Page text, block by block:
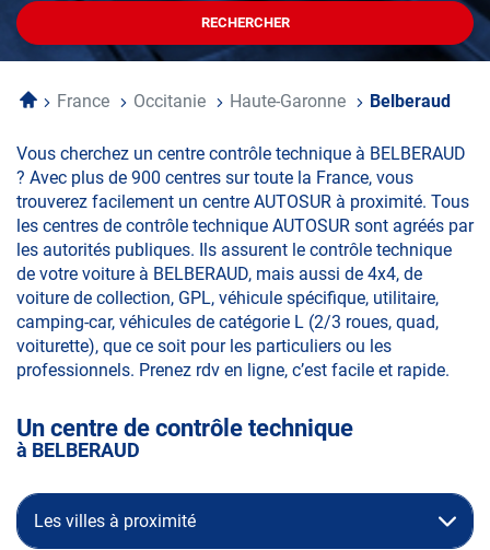
recherche
VOTRE
RECHERCHE
RECHERCHER
UN
CENTRE
AUTOSUR
AccueilFrance Occitanie Haute-Garonne Belberaud
Vous cherchez un centre contrôle technique à BELBERAUD
? Avec plus de 900 centres sur toute la France, vous
trouverez facilement un centre AUTOSUR à proximité. Tous
les centres de contrôle technique AUTOSUR sont agréés par
les autorités publiques. Ils assurent le contrôle technique
de votre voiture à BELBERAUD, mais aussi de 4x4, de
voiture de collection, GPL, véhicule spécifique, utilitaire,
camping-car, véhicules de catégorie L (2/3 roues, quad,
voiturette), que ce soit pour les particuliers ou les
professionnels. Prenez rdv en ligne, c’est facile et rapide.
Un centre de contrôle technique
à BELBERAUD
Les villes à proximité